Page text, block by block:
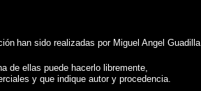
han sido realizadas por Miguel Angel Guadilla
de ellas puede hacerlo libremente,
y que indique autor y procedencia.